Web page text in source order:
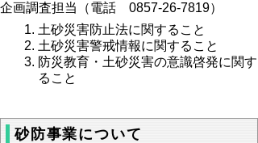
企画調査担当（電話 0857-26-7819）
土砂災害防止法に関すること
土砂災害警戒情報に関すること
防災教育・土砂災害の意識啓発に関す
ること
砂防事業について